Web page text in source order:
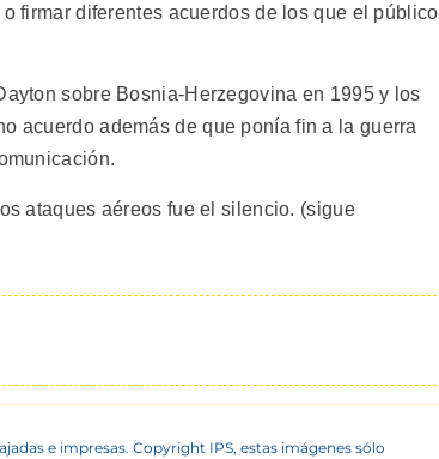
firmar diferentes acuerdos de los que el público
sobre Bosnia-Herzegovina en 1995 y los
acuerdo además de que ponía fin a la guerra
ataques aéreos fue el silencio. (sigue
e impresas. Copyright IPS, estas imágenes sólo